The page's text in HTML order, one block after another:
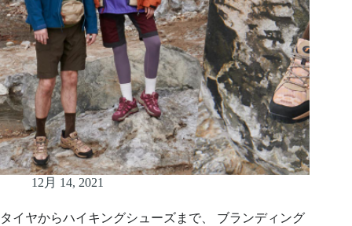
12月 14, 2021
タイヤからハイキングシューズまで、 ブランディング